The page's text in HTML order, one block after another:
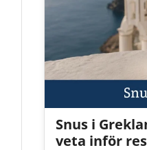
Snus i
veta inför